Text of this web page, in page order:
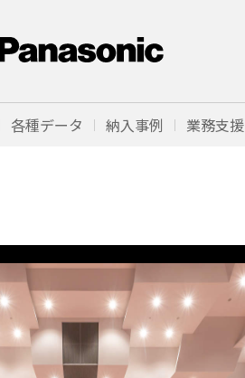
各種データ 納入事例 業務支援